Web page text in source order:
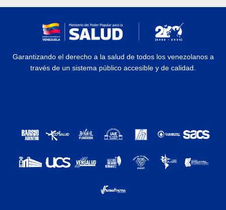
Garantizando el derecho a la salud de todos los venezolanos a
través de un sistema público accesible y de calidad.